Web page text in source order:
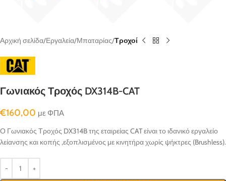
Αρχική σελίδα Εργαλεία Μπαταρίας Τροχοί
Γωνιακός Τροχός DX314B-CAT
€160,00 με ΦΠΑ
Ο Γωνιακός Τροχός DX314B της εταιρείας CAT είναι το ιδανικό εργαλείο
λείανσης και κοπής ,εξοπλισμένος με κινητήρα χωρίς ψήκτρες (Brushless).